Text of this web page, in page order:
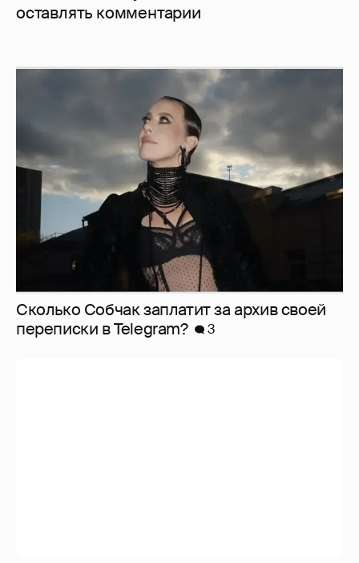
оставлять комментарии
Сколько Собчак заплатит за архив своей
перeписки в Telegram?
3